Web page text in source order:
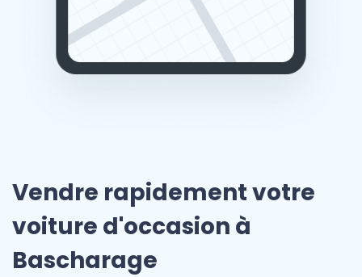
Vendre rapidement votre
voiture d'occasion à
Bascharage